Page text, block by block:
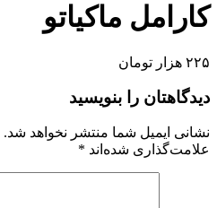
کارامل ماکیاتو
۲۲۵ هزار تومان
دیدگاهتان را بنویسید
نشانی ایمیل شما منتشر نخواهد شد.
علامت‌گذاری شده‌اند *